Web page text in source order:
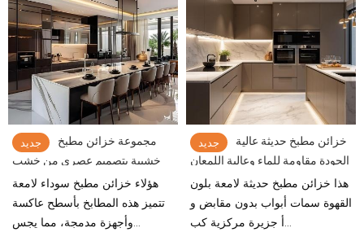
جديد
مجموعة خزائن مطبخ
خشبية بتصميم عصري من خشب
رقائقي لامع عالي الجودة من
YALIG
هؤلاء خزائن مطبخ سوداء لامعة
تتميز هذه المطابخ بأسطح عاكسة
جديد
خزائن مطبخ حديثة عالية
الجودة مقاومة للماء وعالية اللمعان
بتصميم مخصص
هذا خزائن مطبخ حديثة لامعة بلون
القهوة سمات أبواب بدون مقابض و